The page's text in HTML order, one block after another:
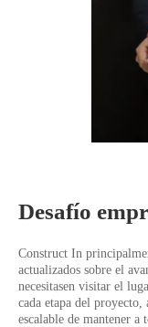
Desafío
Construct In
actualizados sobre el
necesitasen visitar el
cada etapa del
escalable de mantener a